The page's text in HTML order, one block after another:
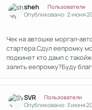
sheh Пользователи
Опубликовано:2 июня
Чек на автошке моргал-
стартера.Сдул еепромку
подкинет кто дамп с
залить еепромку?Буду
SVR Пользователи
Опубликовано:3 июня